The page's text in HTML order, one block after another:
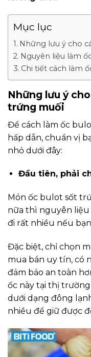
Mục lục
Những lưu ý cho
Nguyên liệu làm
Chi tiết cách làm
Những lưu ý
trứng muối
Để cách làm ốc
hấp dẫn, chuẩn vị
nhỏ dưới đây:
Đầu tiên, phải
Món ốc bulot sốt
nữa thì nguyên liệu
đi rất nhiều nếu
Đặc biệt, chỉ chọn
mua bán uy tín, có
đảm bảo an toàn
ốc này tại thị
dưới dạng đông
nhiều để giữ được